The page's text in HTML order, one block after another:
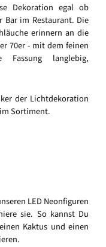
Dekoration egal ob
Bar im Restaurant. Die
erinnern an die
70er - mit dem feinen
Fassung langlebig,
der Lichtdekoration
Sortiment.
LED Neonfiguren
sie. So kannst Du
Kaktus und einen